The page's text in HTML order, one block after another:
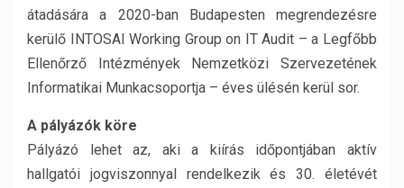
átadására a 2020-ban Budapesten megrendezésre
kerülő INTOSAI Working Group on IT Audit – a Legfőbb
Ellenőrző Intézmények Nemzetközi Szervezetének
Informatikai Munkacsoportja – éves ülésén kerül sor.
A pályázók köre
Pályázó lehet az, aki a kiírás időpontjában aktív
hallgatói jogviszonnyal rendelkezik és 30. életévét